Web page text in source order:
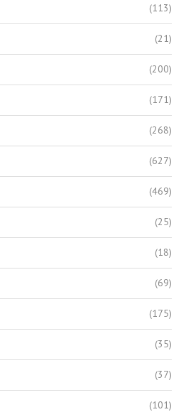
(113)
(21)
(200)
(171)
(268)
(627)
(469)
(25)
(18)
(69)
(175)
(35)
(37)
(101)